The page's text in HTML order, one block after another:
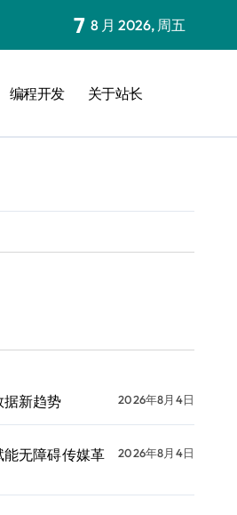
7 8 月 2026, 周五
编程开发 关于站长
新趋势 2026年8月4日
无障碍传媒革
2026年8月4日